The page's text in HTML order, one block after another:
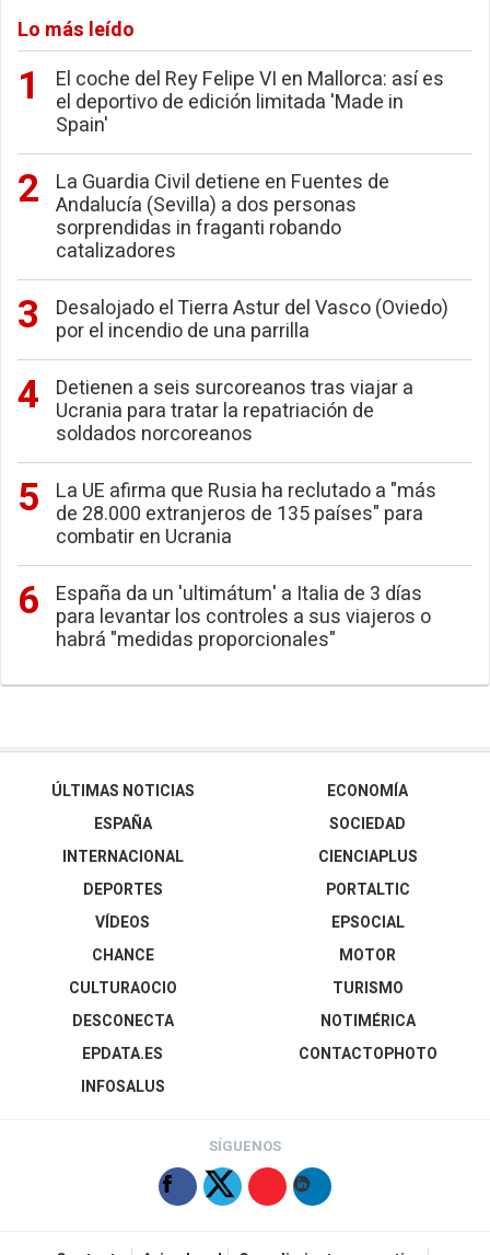
Lo más leído
El coche del Rey Felipe VI en Mallorca: así es
el deportivo de edición limitada 'Made in
Spain'
La Guardia Civil detiene en Fuentes de
Andalucía (Sevilla) a dos personas
sorprendidas in fraganti robando
catalizadores
Desalojado el Tierra Astur del Vasco (Oviedo)
por el incendio de una parrilla
Detienen a seis surcoreanos tras viajar a
Ucrania para tratar la repatriación de
soldados norcoreanos
La UE afirma que Rusia ha reclutado a "más
de 28.000 extranjeros de 135 países" para
combatir en Ucrania
España da un 'ultimátum' a Italia de 3 días
para levantar los controles a sus viajeros o
habrá "medidas proporcionales"
ÚLTIMAS NOTICIAS
ESPAÑA
INTERNACIONAL
DEPORTES
VÍDEOS
ECONOMÍA
SOCIEDAD
CIENCIAPLUS
PORTALTIC
EPSOCIAL
CHANCE
CULTURAOCIO
DESCONECTA
EPDATA.ES
INFOSALUS
MOTOR
TURISMO
NOTIMÉRICA
CONTACTOPHOTO
SÍGUENOS